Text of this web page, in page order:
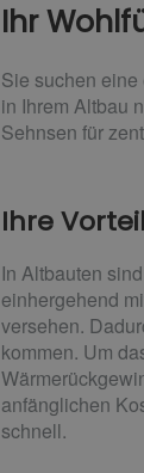
Ihr
Sie suchen
in Ihrem Altbau
Sehnsen für
Ihre
In Altbauten
einhergehend
versehen.
kommen. Um
anfänglichen
schnell.